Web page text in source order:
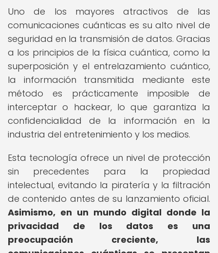
Uno de los mayores atractivos de las
comunicaciones cuánticas es su alto nivel de
seguridad en la transmisión de datos. Gracias
a los principios de la física cuántica, como la
superposición y el entrelazamiento cuántico,
la información transmitida mediante este
método es prácticamente imposible de
interceptar o hackear, lo que garantiza la
confidencialidad de la información en la
industria del entretenimiento y los medios.
Esta tecnología ofrece un nivel de protección
sin precedentes para la propiedad
intelectual, evitando la piratería y la filtración
de contenido antes de su lanzamiento oficial.
Asimismo, en un mundo digital donde la
privacidad de los datos es una
preocupación creciente, las